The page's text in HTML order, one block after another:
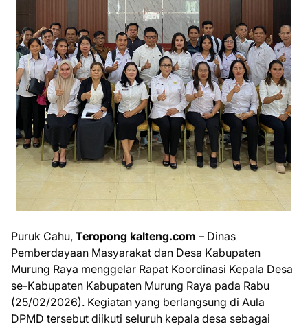
Puruk Cahu, Teropong kalteng.com – Dinas
Pemberdayaan Masyarakat dan Desa Kabupaten
Murung Raya menggelar Rapat Koordinasi Kepala Desa
se-Kabupaten Kabupaten Murung Raya pada Rabu
(25/02/2026). Kegiatan yang berlangsung di Aula
DPMD tersebut diikuti seluruh kepala desa sebagai